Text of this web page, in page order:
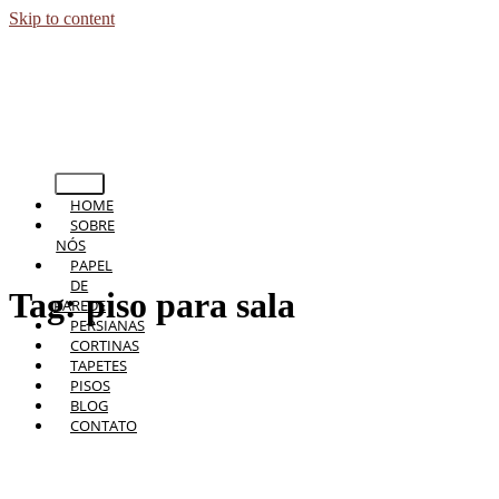
Skip to content
HOME
SOBRE
NÓS
PAPEL
DE
PAREDE
PERSIANAS
CORTINAS
TAPETES
PISOS
BLOG
CONTATO
Tag:piso para sala